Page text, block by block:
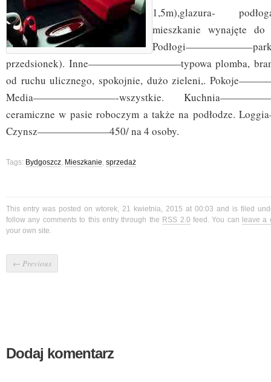
1,5m),glazura-
mieszkanie wynajęte do
przedsionek). Inne—————————typowa plomba,
od ruchu ulicznego, spokojnie, dużo zieleni,.
Media————————-wszystkie.
ceramiczne w pasie roboczym a także na podłodze.
Czynsz———————450/ na 4 osoby.
Tags: Bydgoszcz, Mieszkanie, sprzedaż
This entry was posted on wtorek, 21 kwietnia, 2015 at 00:03 and is filed
follow any comments to this entry through the RSS 2.0 feed. You can leave a
your own site.
← Previous
Dodaj komentarz